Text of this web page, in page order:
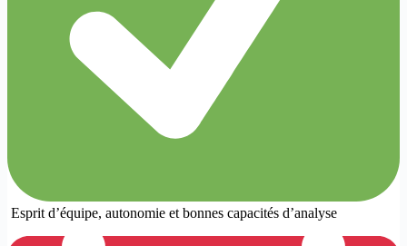
Esprit d’équipe, autonomie et bonnes capacités d’analyse